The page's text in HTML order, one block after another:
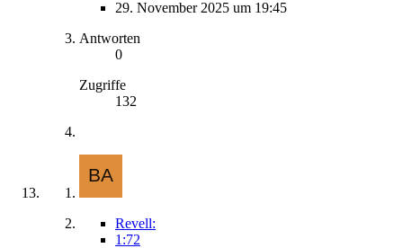
29. November 2025 um 19:45
Antworten
0
Zugriffe
132
Revell:
1:72